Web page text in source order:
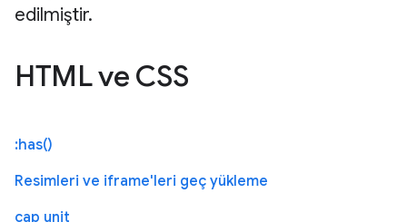
edilmiştir.
HTML ve CSS
:has()
Resimleri ve iframe'leri geç yükleme
cap unit